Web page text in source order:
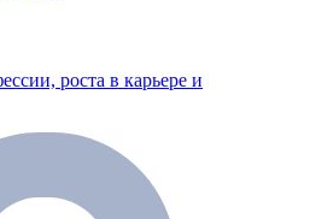
роста в карьере и